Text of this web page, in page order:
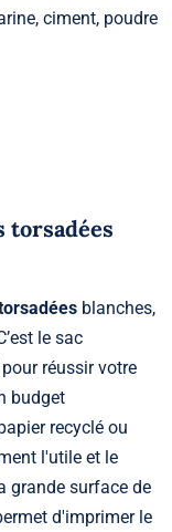
ciment, poudre
torsadées
blanches,
le sac
réussir votre
budget
recyclé ou
l'utile et le
grande surface de
d'imprimer le